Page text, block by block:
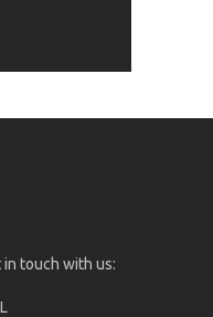
touch with us: